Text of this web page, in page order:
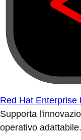
Red Hat Enterprise
Supporta
operativo adattabile.